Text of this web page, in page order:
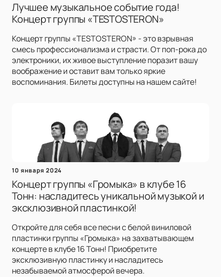
Лучшее музыкальное событие года!
Концерт группы «TESTOSTERON»
Концерт группы «TESTOSTERON» - это взрывная
смесь профессионализма и страсти. От поп-рока до
электроники, их живое выступление поразит вашу
воображение и оставит вам только яркие
воспоминания. Билеты доступны на нашем сайте!
10 января 2024
Концерт группы «Громыка» в клубе 16
Тонн: насладитесь уникальной музыкой и
эксклюзивной пластинкой!
Откройте для себя все песни с белой виниловой
пластинки группы «Громыка» на захватывающем
концерте в клубе 16 Тонн! Приобретите
эксклюзивную пластинку и насладитесь
незабываемой атмосферой вечера.